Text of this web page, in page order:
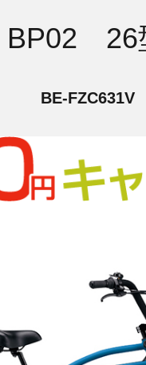
BP02 26
BE-FZC631V